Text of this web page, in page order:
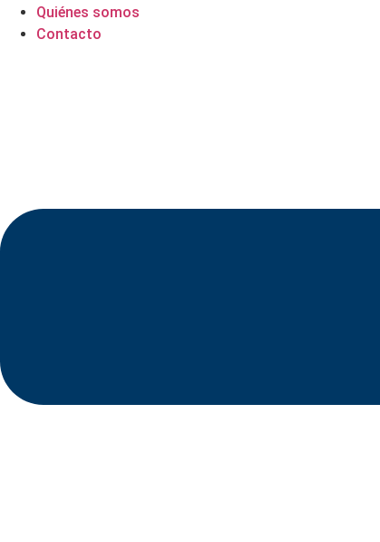
Quiénes somos
Contacto